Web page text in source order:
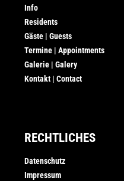
Info
Residents
Gäste | Guests
Termine | Appointments
Galerie | Galery
Kontakt | Contact
RECHTLICHES
Datenschutz
Impressum